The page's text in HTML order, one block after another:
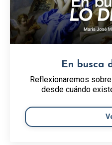
En busca
Reflexionaremos
desde cuándo